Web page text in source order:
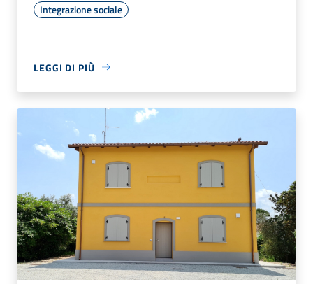
Integrazione sociale
LEGGI DI PIÙ